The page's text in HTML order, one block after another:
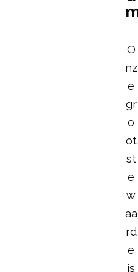
O
nz
e
gr
o
ot
st
e
w
aa
rd
e
is